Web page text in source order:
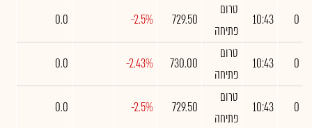
0
10:43
טרום
פתיחה
729.50
-2.5%
0.0
0
10:43
טרום
פתיחה
730.00
-2.43%
0.0
0
10:43
טרום
פתיחה
729.50
-2.5%
0.0